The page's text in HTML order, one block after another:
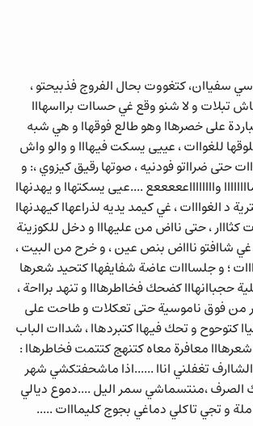
كتغووت بحال الفروج فذبيحتو ،
تبلات و لا شنو وقع غي حساات برااسهااا
على خصرهاا وهو طالع فوقهاا و هي شبه
للغواات ، عييى يسكت فيهااا و والو واش
حتى ضرااتو فودنيه ، صوتها رقيق كيزوي ،: و
وااااااااعععععع ....عيى يسكتهاا و يهدنهاا
د الغوااات ، غي كيمد يديه لذراعهاا كيهدنهاا
، حتى نااض من عليهااا و دخل للكوزينة
شاافتو ناااض بنص عين ، و خرح من البيت ،
؛ و جلسااات عاضة شفايفهاا كتحيد شعرها
حجباانهااا كضحك فخااطرهااا و تنهد برااحة ،
من فوق ناموسية حتى تعكلات و طاحت على
كتوحوح و تحك فيهاا كتبردهاا ، شداات الباب
معافرة معاه كتنهج كتتمت فخاطرهاا :
الشاارف تغفلني اناا ......اذا ماشحفتكشي شهر
الصرف ،منتسماشي سمر اليل ....دموع ديالي
و تجي تاكلي دماغي بجوج كليمااات .....